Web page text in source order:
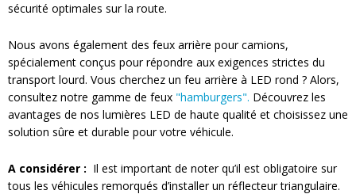
sécurité optimales sur la route.
Nous avons également des feux arrière pour camions,
spécialement conçus pour répondre aux exigences strictes du
transport lourd. Vous cherchez un feu arrière à LED rond ? Alors,
consultez notre gamme de feux "hamburgers". Découvrez les
avantages de nos lumières LED de haute qualité et choisissez une
solution sûre et durable pour votre véhicule.
A considérer : Il est important de noter qu’il est obligatoire sur
tous les véhicules remorqués d’installer un réflecteur triangulaire.